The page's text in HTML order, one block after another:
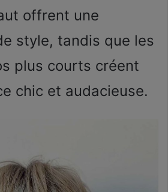
offrent une
style, tandis que les
plus courts créent
chic et audacieuse.